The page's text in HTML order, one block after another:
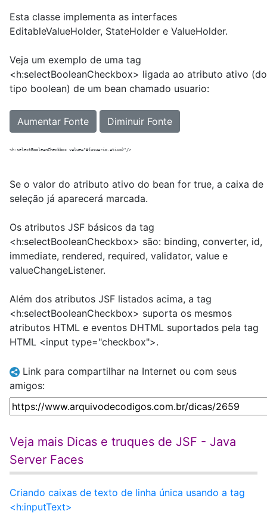
Esta classe implementa as interfaces
EditableValueHolder, StateHolder e ValueHolder.
Veja um exemplo de uma tag
<h:selectBooleanCheckbox> ligada ao atributo ativo (do
tipo boolean) de um bean chamado usuario:
Aumentar Fonte Diminuir Fonte
Se o valor do atributo ativo do bean for true, a caixa de
seleção já aparecerá marcada.
Os atributos JSF básicos da tag
<h:selectBooleanCheckbox> são: binding, converter, id,
immediate, rendered, required, validator, value e
valueChangeListener.
Além dos atributos JSF listados acima, a tag
<h:selectBooleanCheckbox> suporta os mesmos
atributos HTML e eventos DHTML suportados pela tag
HTML <input type="checkbox">.
Link para compartilhar na Internet ou com seus
amigos:
Veja mais Dicas e truques de JSF - Java
Server Faces
Criando caixas de texto de linha única usando a tag
<h:inputText>